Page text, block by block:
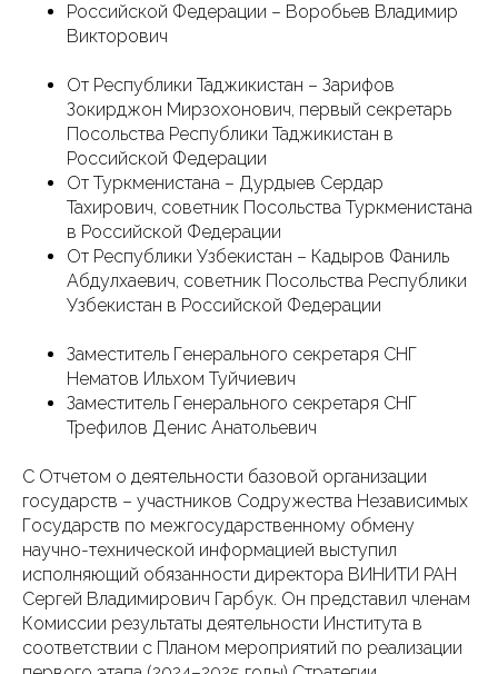
Российской Федерации – Воробьев Владимир
Викторович
От Республики Таджикистан – Зарифов
Зокирджон Мирзохонович, первый секретарь
Посольства Республики Таджикистан в
Российской Федерации
От Туркменистана – Дурдыев Сердар
Тахирович, советник Посольства Туркменистана
в Российской Федерации
От Республики Узбекистан – Кадыров Фаниль
Абдулхаевич, советник Посольства Республики
Узбекистан в Российской Федерации
Заместитель Генерального секретаря СНГ
Нематов Ильхом Туйчиевич
Заместитель Генерального секретаря СНГ
Трефилов Денис Анатольевич
С Отчетом о деятельности базовой организации
государств – участников Содружества Независимых
Государств по межгосударственному обмену
научно-технической информацией выступил
исполняющий обязанности директора ВИНИТИ РАН
Сергей Владимирович Гарбук. Он представил членам
Комиссии результаты деятельности Института в
соответствии с Планом мероприятий по реализации